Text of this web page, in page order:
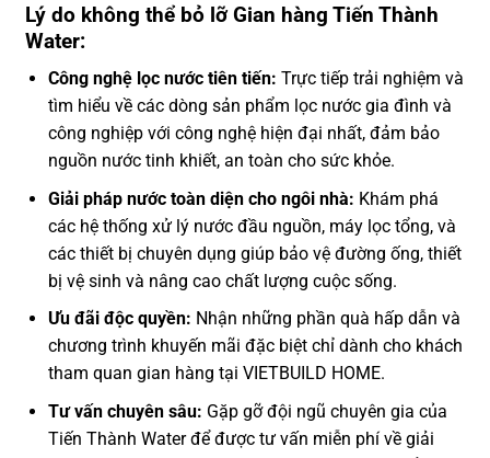
Lý do không thể bỏ lỡ Gian hàng Tiến Thành
Water:
Công nghệ lọc nước tiên tiến: Trực tiếp trải nghiệm và
tìm hiểu về các dòng sản phẩm lọc nước gia đình và
công nghiệp với công nghệ hiện đại nhất, đảm bảo
nguồn nước tinh khiết, an toàn cho sức khỏe.
Giải pháp nước toàn diện cho ngôi nhà: Khám phá
các hệ thống xử lý nước đầu nguồn, máy lọc tổng, và
các thiết bị chuyên dụng giúp bảo vệ đường ống, thiết
bị vệ sinh và nâng cao chất lượng cuộc sống.
Ưu đãi độc quyền: Nhận những phần quà hấp dẫn và
chương trình khuyến mãi đặc biệt chỉ dành cho khách
tham quan gian hàng tại VIETBUILD HOME.
Tư vấn chuyên sâu: Gặp gỡ đội ngũ chuyên gia của
Tiến Thành Water để được tư vấn miễn phí về giải